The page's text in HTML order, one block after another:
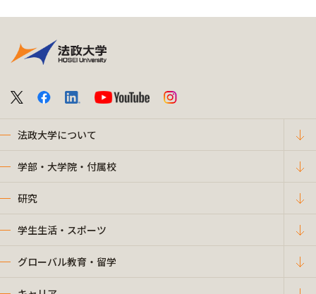
法政大学について
学部・大学院・付属校
研究
学生生活・スポーツ
グローバル教育・留学